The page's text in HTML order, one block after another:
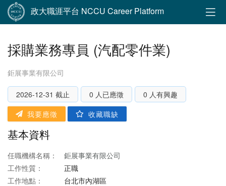
政大職涯平台 NCCU Career Platform
採購業務專員 (汽配零件業)
鉅展事業有限公司
2026-12-31 截止 0 人已應徵
0 人有興趣
我要應徵
收藏職缺
基本資料
任職機構名稱：
鉅展事業有限公司
工作性質：
正職
工作地點：
台北市內湖區